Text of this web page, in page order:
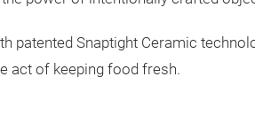
patented Snaptight Ceramic
act of keeping food fresh.